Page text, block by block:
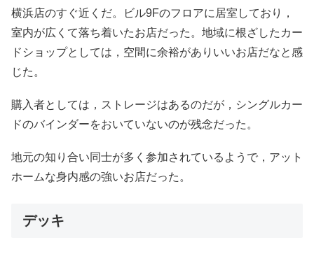
横浜店のすぐ近くだ。ビル9Fのフロアに居室しており，
室内が広くて落ち着いたお店だった。地域に根ざしたカー
ドショップとしては，空間に余裕がありいいお店だなと感
じた。
購入者としては，ストレージはあるのだが，シングルカー
ドのバインダーをおいていないのが残念だった。
地元の知り合い同士が多く参加されているようで，アット
ホームな身内感の強いお店だった。
デッキ